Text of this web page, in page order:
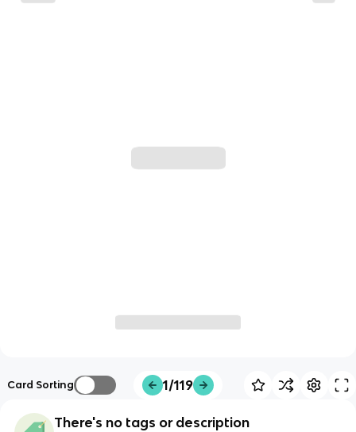
Card Sorting 1/119
There's no tags or description